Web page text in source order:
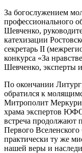
За богослужением
профессионального
Шевченко,
катехизации
секретарь II
конкурса «За
Шевченко,
По окончании
обратился к
Митрополит
храма экспертов
встреча продолжают
Первого
практически ту же
нашей веры и